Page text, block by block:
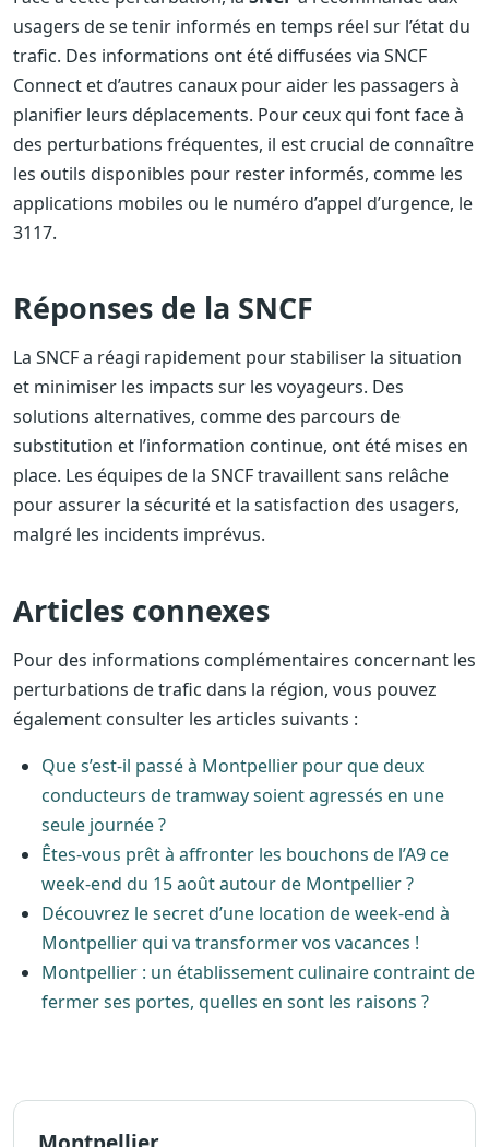
usagers de se tenir informés en temps réel sur l’état du
trafic. Des informations ont été diffusées via SNCF
Connect et d’autres canaux pour aider les passagers à
planifier leurs déplacements. Pour ceux qui font face à
des perturbations fréquentes, il est crucial de connaître
les outils disponibles pour rester informés, comme les
applications mobiles ou le numéro d’appel d’urgence, le
3117.
Réponses de la SNCF
La SNCF a réagi rapidement pour stabiliser la situation
et minimiser les impacts sur les voyageurs. Des
solutions alternatives, comme des parcours de
substitution et l’information continue, ont été mises en
place. Les équipes de la SNCF travaillent sans relâche
pour assurer la sécurité et la satisfaction des usagers,
malgré les incidents imprévus.
Articles connexes
Pour des informations complémentaires concernant les
perturbations de trafic dans la région, vous pouvez
également consulter les articles suivants :
Que s’est-il passé à Montpellier pour que deux
conducteurs de tramway soient agressés en une
seule journée ?
Êtes-vous prêt à affronter les bouchons de l’A9 ce
week-end du 15 août autour de Montpellier ?
Découvrez le secret d’une location de week-end à
Montpellier qui va transformer vos vacances !
Montpellier : un établissement culinaire contraint de
fermer ses portes, quelles en sont les raisons ?